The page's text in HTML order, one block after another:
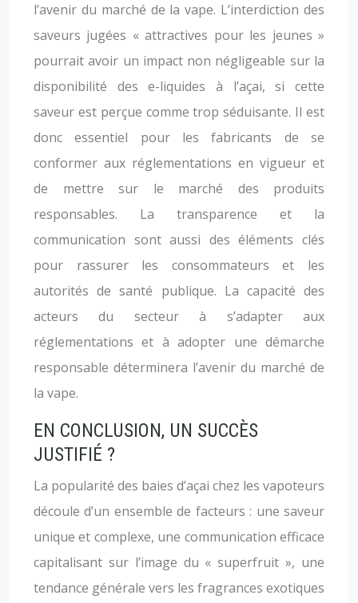
l’avenir du marché de la vape. L’interdiction des
saveurs jugées « attractives pour les jeunes »
pourrait avoir un impact non négligeable sur la
disponibilité des e-liquides à l’açai, si cette
saveur est perçue comme trop séduisante. Il est
donc essentiel pour les fabricants de se
conformer aux réglementations en vigueur et
de mettre sur le marché des produits
responsables. La transparence et la
communication sont aussi des éléments clés
pour rassurer les consommateurs et les
autorités de santé publique. La capacité des
acteurs du secteur à s’adapter aux
réglementations et à adopter une démarche
responsable déterminera l’avenir du marché de
la vape.
EN CONCLUSION, UN SUCCÈS
JUSTIFIÉ ?
La popularité des baies d’açai chez les vapoteurs
découle d’un ensemble de facteurs : une saveur
unique et complexe, une communication efficace
capitalisant sur l’image du « superfruit », une
tendance générale vers les fragrances exotiques